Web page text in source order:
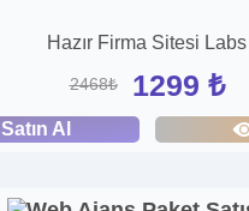
Hazır Firma Sitesi Labs
2468₺ 1299 ₺
Satın Al